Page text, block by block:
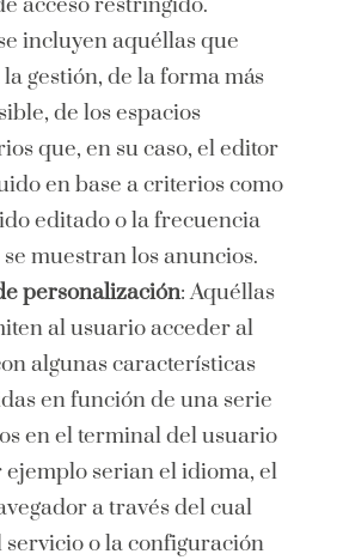
acceso restringido.
incluyen aquéllas que
gestión, de la forma más
de los espacios
que, en su caso, el editor
en base a criterios como
editado o la frecuencia
muestran los anuncios.
personalización: Aquéllas
al usuario acceder al
algunas características
en función de una serie
en el terminal del usuario
ejemplo serian el idioma, el
a través del cual
servicio o la configuración